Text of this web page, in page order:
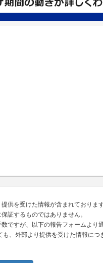
供を受けた情報が含まれておりま
証するものではありません。
ですが、以下の報告フォームより
、外部より提供を受けた情報につ